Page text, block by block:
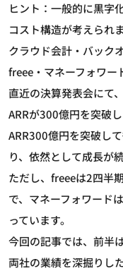
ヒント：一般的に黒字
コスト構造が考えられま
クラウド会計・バック
freee・マネーフォワー
直近の決算発表会にて
ARRが300億円を突破
ARR300億円を突破し
り、依然として成長が
ただし、freeeは2四半
で、マネーフォワード
っています。
今回の記事では、前半
両社の業績を深掘りし